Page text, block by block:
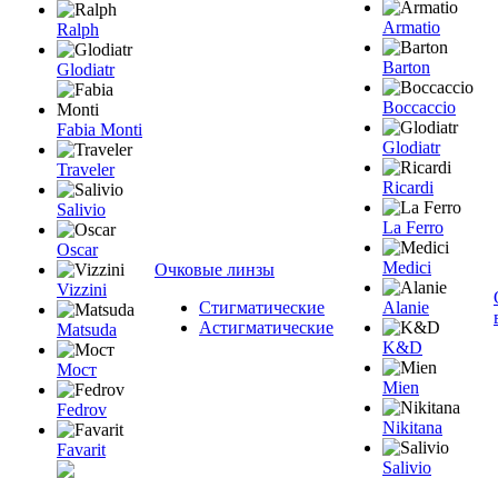
Ralph
Glodiatr
Fabia Monti
Traveler
Salivio
Oscar
Vizzini
Matsuda
Мост
Fedrov
Favarit
Очковые линзы
Стигматические
Астигматические
Armatio
Barton
Boccaccio
Glodiatr
Ricardi
La Ferro
Medici
Alanie
K&D
Mien
Nikitana
Salivio